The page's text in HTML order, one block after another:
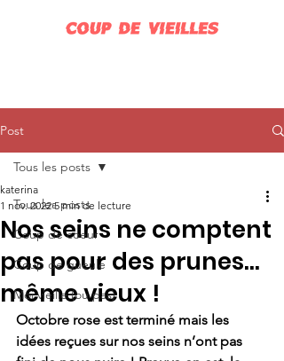
Post
Tous les posts
Coup de coeur
Coup de gueule
Moi vieille (ou pas)
Tous les posts
Nos seins ne comptent
pas pour des prunes...
même vieux !
katerina
1 nov. 2022 5 min de lecture
Octobre rose est terminé mais les
idées reçues sur nos seins n’ont pas